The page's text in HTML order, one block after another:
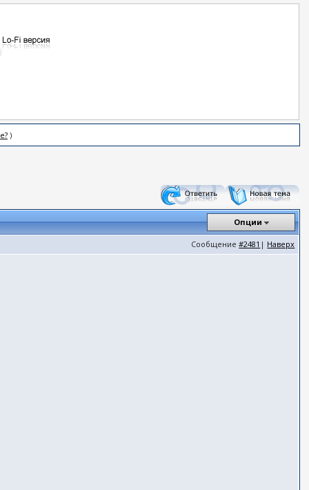
)
Опции
Сообщение#2481 | Наверх